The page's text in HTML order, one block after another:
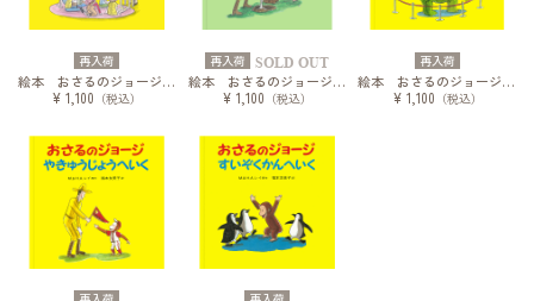
再入荷
絵本 おさるのジョージ がっこうへいく
¥ 1,100 （税込）
再入荷 SOLD OUT
絵本 おさるのジョージ 木をうえよう
¥ 1,100 （税込）
再入荷
絵本 おさるのジョージ きょうりゅうはっけん
¥ 1,100 （税込）